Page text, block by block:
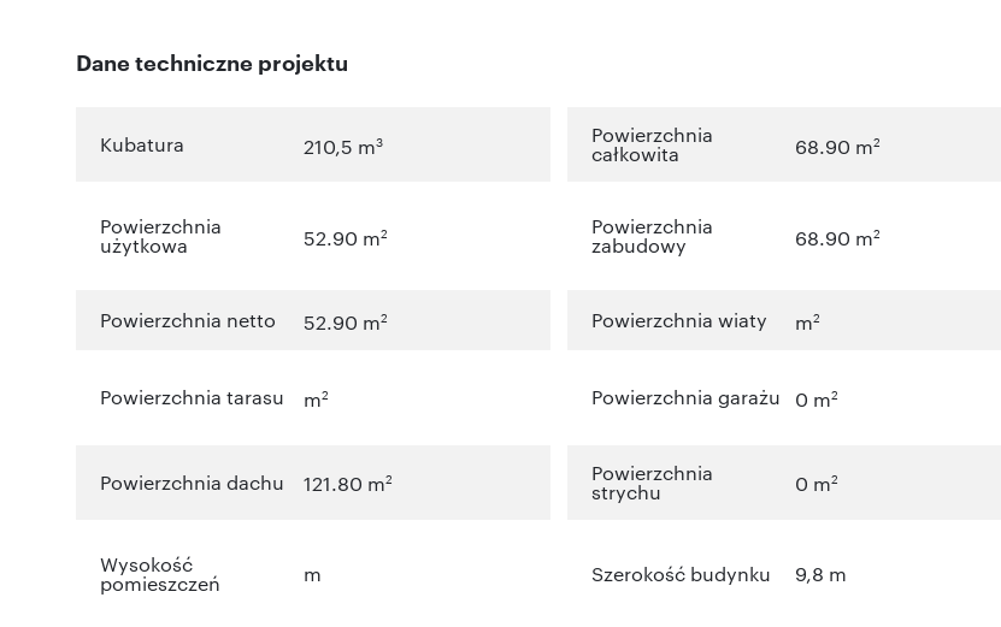
Dane techniczne projektu
Kubatura 210,5 m3 Powierzchnia
całkowita 68.90 m2
Powierzchnia
użytkowa 52.90 m2 Powierzchnia
zabudowy 68.90 m2
Powierzchnia netto 52.90 m2 Powierzchnia wiaty m2
Powierzchnia tarasu m2 Powierzchnia garażu 0 m2
Powierzchnia dachu 121.80 m2 Powierzchnia
strychu 0 m2
Wysokość
pomieszczeń m Szerokość budynku 9,8 m